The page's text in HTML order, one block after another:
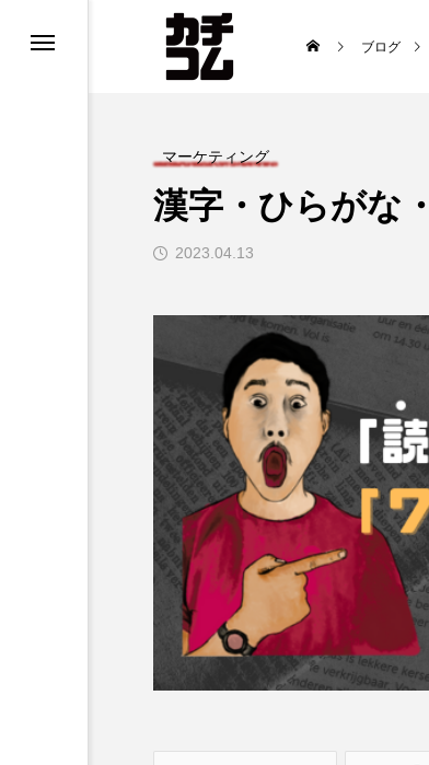
ブログ
マーケティング
漢字・ひらがな
2023.04.13